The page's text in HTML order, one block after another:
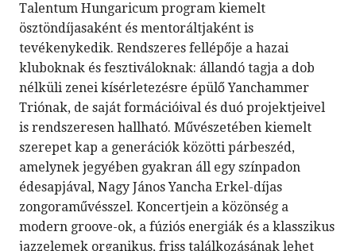
Talentum Hungaricum program kiemelt
ösztöndíjasaként és mentoráltjaként is
tevékenykedik. Rendszeres fellépője a hazai
kluboknak és fesztiváloknak: állandó tagja a dob
nélküli zenei kísérletezésre épülő Yanchammer
Triónak, de saját formációival és duó projektjeivel
is rendszeresen hallható. Művészetében kiemelt
szerepet kap a generációk közötti párbeszéd,
amelynek jegyében gyakran áll egy színpadon
édesapjával, Nagy János Yancha Erkel-díjas
zongoraművésszel. Koncertjein a közönség a
modern groove-ok, a fúziós energiák és a klasszikus
jazzelemek organikus, friss találkozásának lehet